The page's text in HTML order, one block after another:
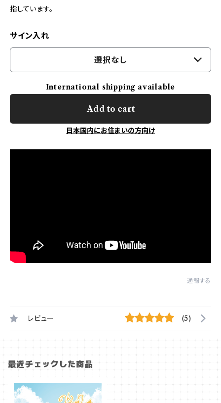
指しています。
サイン入れ
選択なし
International shipping available
Add to cart
日本国内にお住まいの方向け
通報する
レビュー (5)
最近チェックした商品